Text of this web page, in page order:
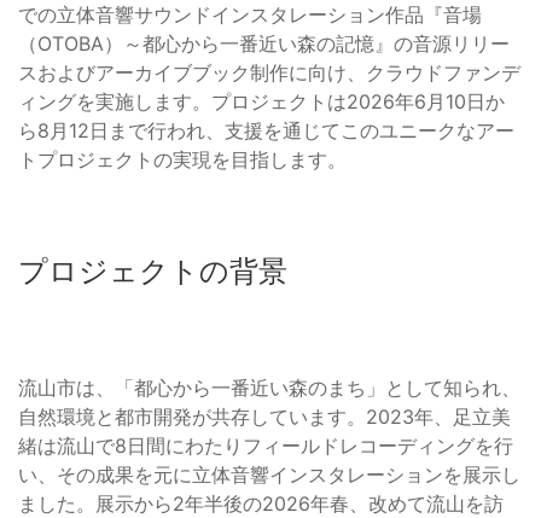
での立体音響サウンドインスタレーション作品『音場
（OTOBA）～都心から一番近い森の記憶』の音源リリー
スおよびアーカイブブック制作に向け、クラウドファンデ
ィングを実施します。プロジェクトは2026年6月10日か
ら8月12日まで行われ、支援を通じてこのユニークなアー
トプロジェクトの実現を目指します。
プロジェクトの背景
流山市は、「都心から一番近い森のまち」として知られ、
自然環境と都市開発が共存しています。2023年、足立美
緒は流山で8日間にわたりフィールドレコーディングを行
い、その成果を元に立体音響インスタレーションを展示し
ました。展示から2年半後の2026年春、改めて流山を訪